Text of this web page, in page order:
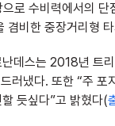
로 수비력에서의
비한 중장거리형
데스는 2018년
러냈다. 또한 “주
듯싶다”고 밝혔다(